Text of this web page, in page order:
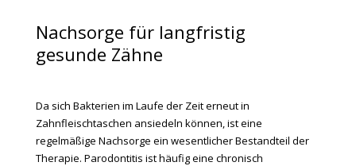
Nachsorge für langfristig
gesunde Zähne
Da sich Bakterien im Laufe der Zeit erneut in
Zahnfleischtaschen ansiedeln können, ist eine
regelmäßige Nachsorge ein wesentlicher Bestandteil der
Therapie. Parodontitis ist häufig eine chronisch